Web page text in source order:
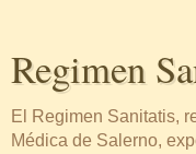
Regimen
El Regimen Sanitatis,
Médica de Salerno,